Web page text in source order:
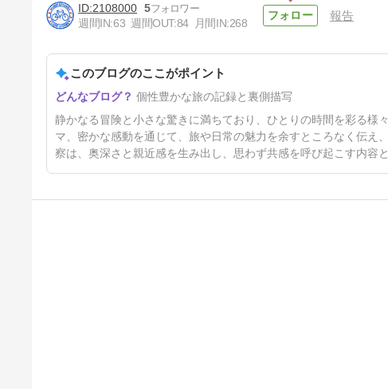
イタリア旅行（初日 2026年7
月26日②コロッセオ）
2108000 5
週間IN:63 週間OUT:84 月間IN:268
報告
このブログのここがポイント
個性豊かな旅の記録と裏側描写
静かなる冒険と小さな驚きに満ちており、ひとりの時間を彩る様
マ、密かな感動を通じて、旅や日常の魅力を余すところなく伝え
察は、奥深さと親近感を生み出し、思わず共感を呼び起こす内容